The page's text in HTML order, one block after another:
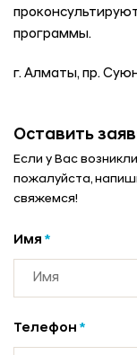
программы.
г. Алматы, пр.
Оставить
Если у Вас
пожалуйста,
свяжемся!
Имя *
Телефон *